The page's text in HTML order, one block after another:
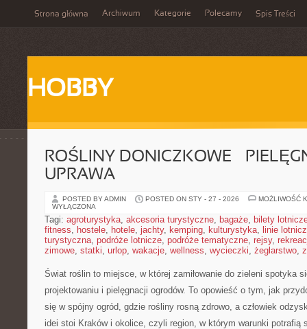
Strona główna Archiwum Kategorie Polecamy Spis Treści
HOBBY
ROŚLINY DONICZKOWE –
UPRAWA
POSTED BY ADMIN POSTED ON STY - 27 - 2026
MOŻLIWOŚĆ
WYŁĄCZONA
Tagi: agroturystyka, akcesoria turystyczne, bagaże, bilety
fitness, hostele, hotele, jachty, kemping, kulturystyka, linie
turystyczna, podróże lotnicze, podróże tematyczne, rejsy,
zimowe, statki, urlop, wakacje, wellness, wycieczki, żeglarstwo,
Świat roślin to miejsce, w której zamiłowanie do zieleni spotyka
projektowaniu i pielęgnacji ogrodów. To opowieść o tym, jak
się w spójny ogród, gdzie rośliny rosną zdrowo, a człowiek
idei stoi Kraków i okolice, czyli region, w którym warunki potrafią